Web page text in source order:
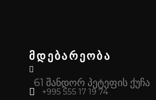
მდებარეობა
61 შანდორ პეტეფის ქუჩა
+995 555 17 19 74